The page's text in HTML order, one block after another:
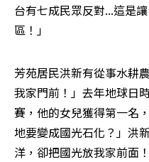
台有七成民眾反對...這是
區！」
芳苑居民洪新有從事水耕
我家門前！」去年地球日
賽，他的女兒獲得第一名
地要變成國光石化？」洪
洋，卻把國光放我家前面